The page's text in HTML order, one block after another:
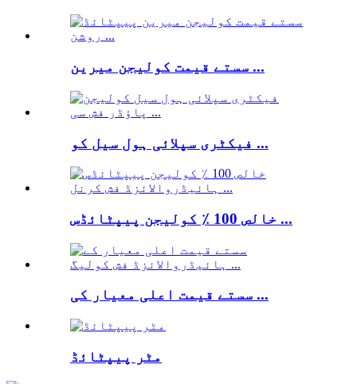
سستے قیمت کولیجن میرین ...
فیکٹری سپلائی ہول سیل کو ...
خالص 100 ٪ کولیجن پیپٹائڈس ...
سستے قیمت اعلی معیار کی ...
مٹر پیپٹائڈ